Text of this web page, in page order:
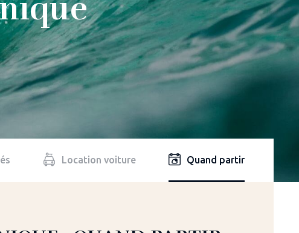
Location voiture Quand partir